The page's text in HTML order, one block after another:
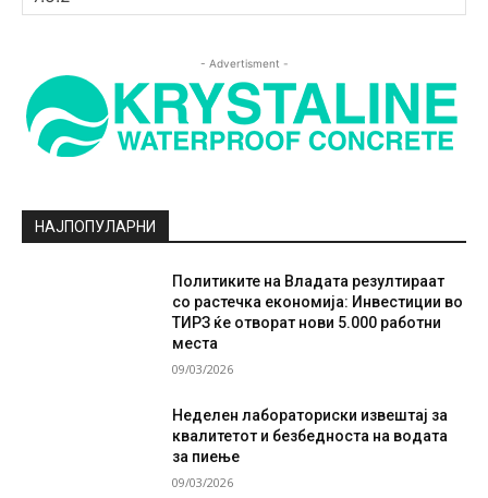
- Advertisment -
НАЈПОПУЛАРНИ
Политиките на Владата резултираат
со растечка економија: Инвестиции во
ТИРЗ ќе отворат нови 5.000 работни
места
09/03/2026
Неделен лабораториски извештај за
квалитетот и безбедноста на водата
за пиење
09/03/2026